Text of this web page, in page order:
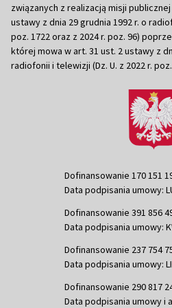
związanych z realizacją misji
ustawy z dnia 29 grudnia 1992 r. o
poz. 1722 oraz z 2024 r. poz. 96)
której mowa w art. 31 ust. 2 ustawy z
radiofonii i telewizji (Dz. U. z 2022 r.
Dofinansowanie 170 151
Data podpisania umowy:
Dofinansowanie 391 856
Data podpisania umowy:
Dofinansowanie 237 754
Data podpisania umowy:
Dofinansowanie 290 817
Data podpisania umowy i